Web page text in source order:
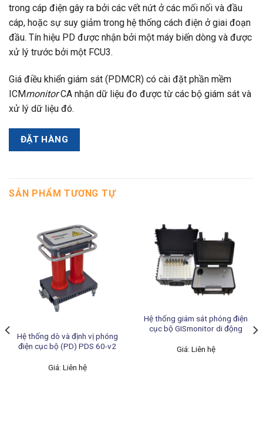
trong cáp điện gây ra bởi các vết nứt ở các mối nối và đầu
cáp, hoặc sự suy giảm trong hệ thống cách điện ở giai đoạn
đầu. Tín hiệu PD được nhận bởi một máy biến dòng và được
xử lý trước bởi một FCU3.
Giá điều khiển giám sát (PDMCR) có cài đặt phần mềm
ICMmonitorCA nhận dữ liệu đo được từ các bộ giám sát và
xử lý dữ liệu đó.
ĐẶT HÀNG
SẢN PHẨM TƯƠNG TỰ
Hệ thống dò và định vị phóng
điện cục bộ (PD) PDS 60-v2
Giá: Liên hệ
Hệ thống giám sát phóng điện
cục bộ GISmonitor di động
Giá: Liên hệ